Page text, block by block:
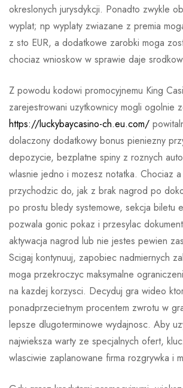
okreslonych jurysdykcji. Ponadto zwykle
wyplat; np wyplaty zwiazane z premia
z sto EUR, a dodatkowe zarobki moga
chociaz wnioskow w sprawie daje
Z powodu kodowi promocyjnemu King
zarejestrowani uzytkownicy mogli ogolnie
https://luckybaycasino-ch.eu.com/
dolaczony dodatkowy bonus pieniezny
depozycie, bezplatne spiny z roznych
wlasnie jedno i mozesz notatka. Chociaz
przychodzic do, jak z brak nagrod po
po prostu bledy systemowe, sekcja biletu
pozwala gonic pokaz i przesylac
aktywacja nagrod lub nie jestes pewien
Scigaj kontynuuj, zapobiec nadmiernych
moga przekroczyc maksymalne
na kazdej korzysci. Decyduj gra wideo
ponadprzecietnym procentem zwrotu w
lepsze dlugoterminowe wydajnosc. Aby
najwieksza warty ze specjalnych ofert,
wlasciwie zaplanowane firma rozgrywka i